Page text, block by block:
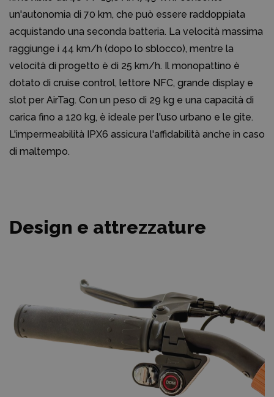
un'autonomia di 70 km, che può essere raddoppiata
acquistando una seconda batteria. La velocità massima
raggiunge i 44 km/h (dopo lo sblocco), mentre la
velocità di progetto è di 25 km/h. Il monopattino è
dotato di cruise control, lettore NFC, grande display e
slot per AirTag. Con un peso di 29 kg e una capacità di
carica fino a 120 kg, è ideale per l'uso urbano e le gite.
L'impermeabilità IPX6 assicura l'affidabilità anche in caso
di maltempo.
Design e attrezzature